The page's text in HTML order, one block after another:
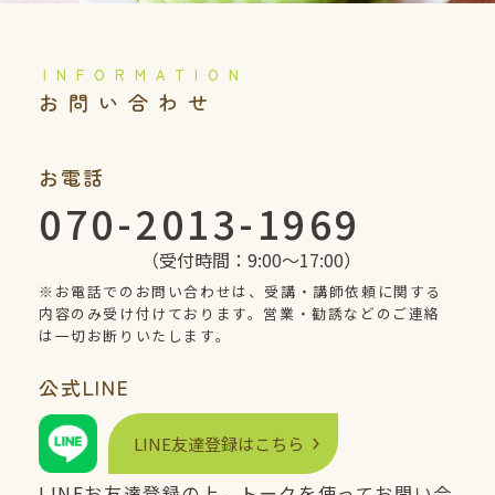
️お問い合わせ
お電話
070-2013-1969
（受付時間：9:00〜17:00）
※お電話でのお問い合わせは、受講・講師依頼に関する
内容のみ受け付けております。営業・勧誘などのご連絡
は一切お断りいたします。
公式LINE
LINE友達登録はこちら